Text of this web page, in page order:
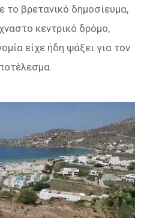
το βρετανικό δημοσίευμα,
κεντρικό δρόμο,
είχε ήδη ψάξει για τον